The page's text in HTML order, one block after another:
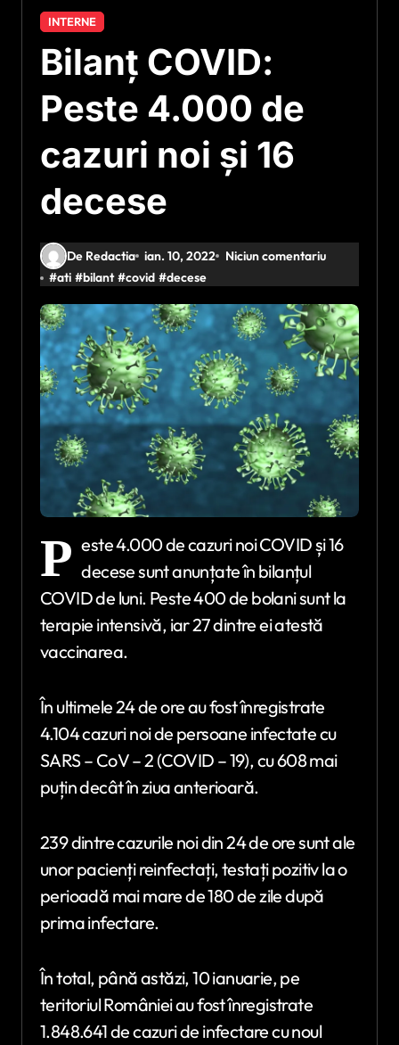
INTERNE
Bilanț COVID:
Peste 4.000 de
cazuri noi și 16
decese
De Redactia ian. 10, 2022
Niciun comentariu
#ati #bilant #covid #decese
P este 4.000 de cazuri noi COVID și 16
decese sunt anunțate în bilanțul
COVID de luni. Peste 400 de bolani sunt la
terapie intensivă, iar 27 dintre ei atestă
vaccinarea.
În ultimele 24 de ore au fost înregistrate
4.104 cazuri noi de persoane infectate cu
SARS – CoV – 2 (COVID – 19), cu 608 mai
puțin decât în ziua anterioară.
239 dintre cazurile noi din 24 de ore sunt ale
unor pacienți reinfectați, testați pozitiv la o
perioadă mai mare de 180 de zile după
prima infectare.
În total, până astăzi, 10 ianuarie, pe
teritoriul României au fost înregistrate
1.848.641 de cazuri de infectare cu noul